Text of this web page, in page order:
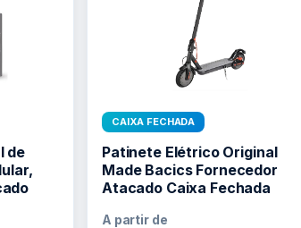
de
CAIXA FECHADA
Patinete Elétrico Original
Made Bacics Fornecedor
Atacado Caixa Fechada
A partir de